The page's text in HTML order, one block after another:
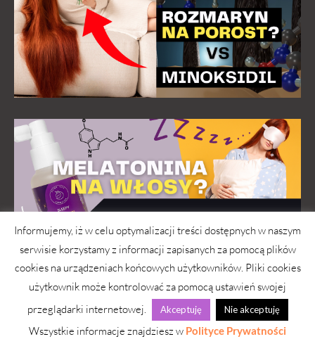
wwwlosy.pl 2026 © Copyright
Strona pod troskliwymi skrzydłami
simply yourself
Informujemy, iż w celu optymalizacji treści dostępnych w naszym
serwisie korzystamy z informacji zapisanych za pomocą plików
cookies na urządzeniach końcowych użytkowników. Pliki cookies
użytkownik może kontrolować za pomocą ustawień swojej
przeglądarki internetowej.
Akceptuję Nie akceptuję
Wszystkie informacje znajdziesz w Polityce Prywatności